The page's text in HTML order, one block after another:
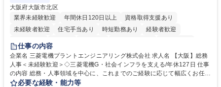
大阪府大阪市北区
業界未経験歓迎
年間休日120日以上
資格取得支援あり
未経験者歓迎
住宅手当あり 時短勤務あり
経験者歓迎
退職金あり
駅近5分以内
土日祝休み 服装自由 寮・社宅あり 食事補助あり
仕事の内容
企業名 三菱電機プラントエンジニアリング株式会社 求人名 【大阪】総務
人事＜未経験歓迎＞◇三菱電機G・社会インフラを支える/年休127日 仕事
の内容 総務・人事領域を中心に、これまでのご経験に応じて幅広くお任せ
します。 ＜具体的には＞ ・総務/人事労務（給与・社保・勤怠管理など）
必要な経験・能力等